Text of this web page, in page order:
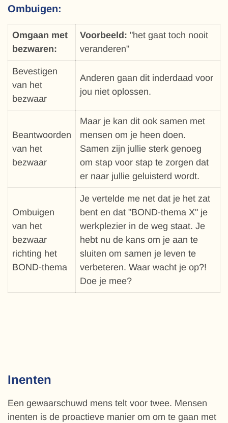
Ombuigen:
Omgaan met
bezwaren:
Voorbeeld: "het gaat toch nooit
veranderen"
Bevestigen
van het
bezwaar
Anderen gaan dit inderdaad voor
jou niet oplossen.
Beantwoorden
van het
bezwaar
Maar je kan dit ook samen met
mensen om je heen doen.
Samen zijn jullie sterk genoeg
om stap voor stap te zorgen dat
er naar jullie geluisterd wordt.
Ombuigen
van het
bezwaar
richting het
BOND-thema
Je vertelde me net dat je het zat
bent en dat "BOND-thema X" je
werkplezier in de weg staat. Je
hebt nu de kans om je aan te
sluiten om samen je leven te
verbeteren. Waar wacht je op?!
Doe je mee?
Inenten
Een gewaarschuwd mens telt voor twee. Mensen
inenten is de proactieve manier om om te gaan met